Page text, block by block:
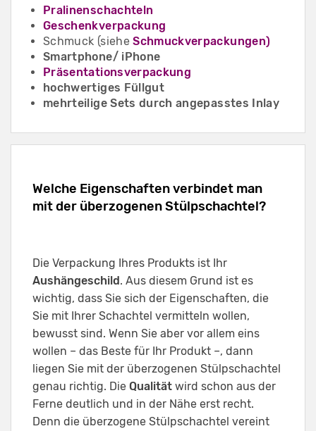
Pralinenschachteln
Geschenkverpackung
Schmuck (sieheSchmuckverpackungen)
Smartphone/ iPhone
Präsentationsverpackung
hochwertiges Füllgut
mehrteilige Sets durch angepasstes Inlay
Welche Eigenschaften verbindet man
mit der überzogenen Stülpschachtel?
Die Verpackung Ihres Produkts ist Ihr
Aushängeschild . Aus diesem Grund ist es
wichtig, dass Sie sich der Eigenschaften, die
Sie mit Ihrer Schachtel vermitteln wollen,
bewusst sind. Wenn Sie aber vor allem eins
wollen – das Beste für Ihr Produkt –, dann
liegen Sie mit der überzogenen Stülpschachtel
genau richtig. Die Qualität wird schon aus der
Ferne deutlich und in der Nähe erst recht.
Denn die überzogene Stülpschachtel vereint